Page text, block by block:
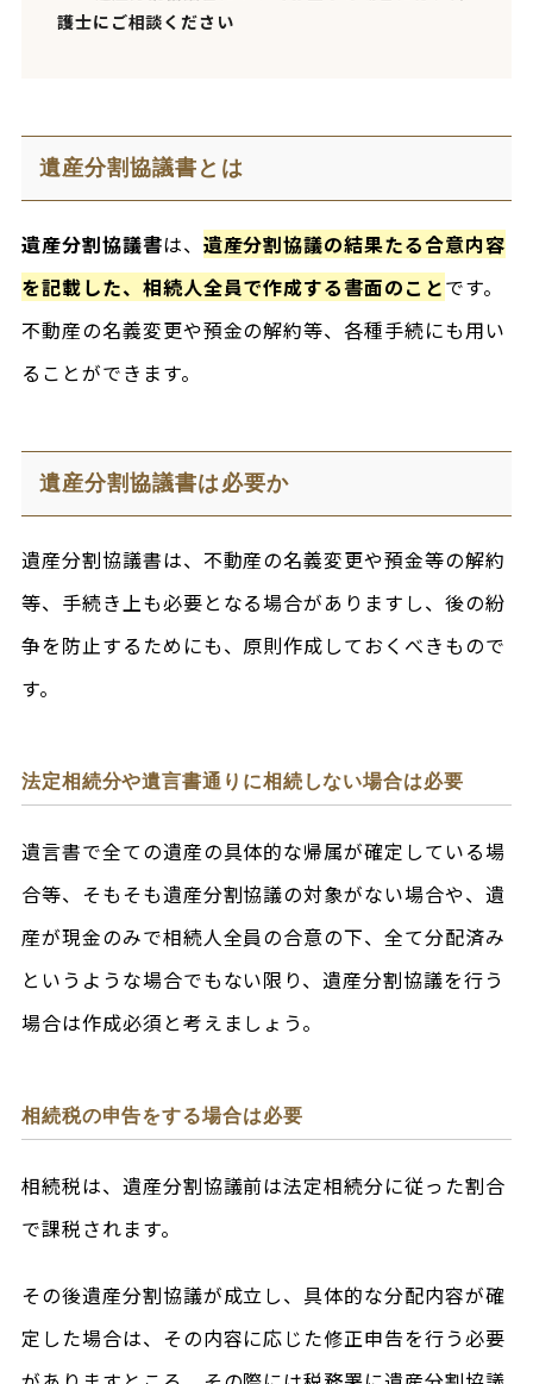
護士にご相談ください
遺産分割協議書とは
遺産分割協議書は、 遺産分割協議の結果たる合意内容
を記載した、相続人全員で作成する書面のことです。
不動産の名義変更や預金の解約等、各種手続にも用い
ることができます。
遺産分割協議書は必要か
遺産分割協議書は、不動産の名義変更や預金等の解約
等、手続き上も必要となる場合がありますし、後の紛
争を防止するためにも、原則作成しておくべきもので
す。
法定相続分や遺言書通りに相続しない場合は必要
遺言書で全ての遺産の具体的な帰属が確定している場
合等、そもそも遺産分割協議の対象がない場合や、遺
産が現金のみで相続人全員の合意の下、全て分配済み
というような場合でもない限り、遺産分割協議を行う
場合は作成必須と考えましょう。
相続税の申告をする場合は必要
相続税は、遺産分割協議前は法定相続分に従った割合
で課税されます。
その後遺産分割協議が成立し、具体的な分配内容が確
定した場合は、その内容に応じた修正申告を行う必要